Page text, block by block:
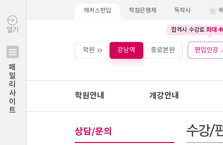
열기
패밀리사이트
해커스편입 학점은행제 독학사
합격시 수강료 최대
학원 강남역 종로본원 편입인강
학원안내 개강안내
상담/문의